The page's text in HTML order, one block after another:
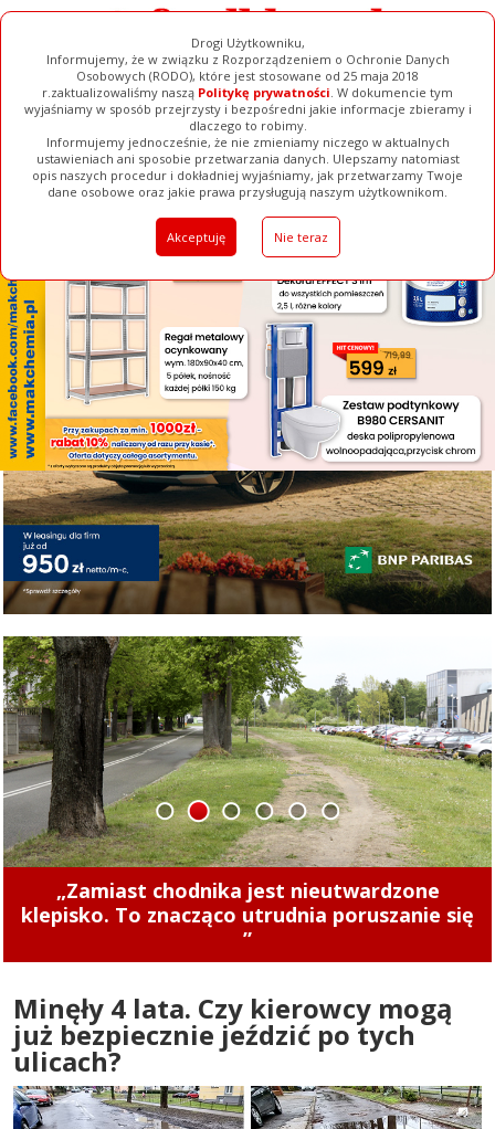
Drogi Użytkowniku,
Informujemy, że w związku z Rozporządzeniem o Ochronie Danych
Osobowych (RODO), które jest stosowane od 25 maja 2018
r.zaktualizowaliśmy naszą Politykę prywatności. W dokumencie tym
wyjaśniamy w sposób przejrzysty i bezpośredni jakie informacje zbieramy i
dlaczego to robimy.
Informujemy jednocześnie, że nie zmieniamy niczego w aktualnych
ustawieniach ani sposobie przetwarzania danych. Ulepszamy natomiast
opis naszych procedur i dokładniej wyjaśniamy, jak przetwarzamy Twoje
dane osobowe oraz jakie prawa przysługują naszym użytkownikom.
Akceptuję Nie teraz
[ ZAMKNIJ ]
Ogłoszenia Filmy Galerie Baza Firm Pełna Wersja
„Zamiast chodnika jest nieutwardzone
klepisko. To znacząco utrudnia poruszanie się
”
Concordia u siebie z Naki Olsztyn. Wygraj
rower!
1 2 3 4 5 6
Minęły 4 lata. Czy kierowcy mogą
już bezpiecznie jeździć po tych
ulicach?